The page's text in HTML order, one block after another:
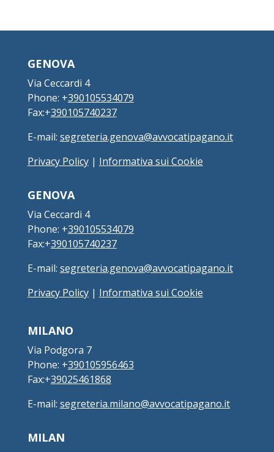
GENOVA
Via Ceccardi 4
Phone: +390105534079
Fax:+390105740237
E-mail: segreteria.genova@avvocatipagano.it
Privacy Policy| Informativa sui Cookie
GENOVA
Via Ceccardi 4
Phone: +390105534079
Fax:+390105740237
E-mail: segreteria.genova@avvocatipagano.it
Privacy Policy| Informativa sui Cookie
MILANO
Via Podgora 7
Phone: +390105956463
Fax:+39025461868
E-mail: segreteria.milano@avvocatipagano.it
MILAN